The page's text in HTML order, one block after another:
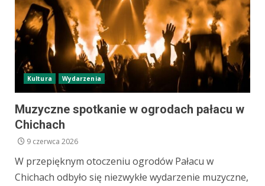
Kultura Wydarzenia
Muzyczne spotkanie w ogrodach pałacu w
Chichach
9 czerwca 2026
W przepięknym otoczeniu ogrodów Pałacu w
Chichach odbyło się niezwykłe wydarzenie muzyczne,